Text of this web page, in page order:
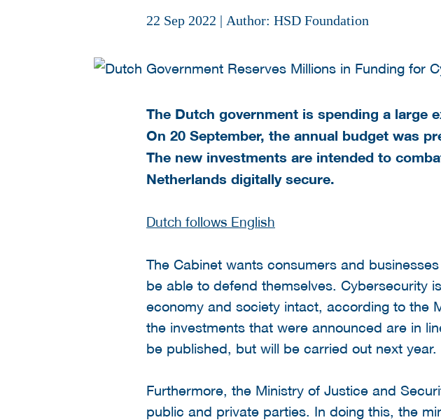
22 Sep 2022 | Author: HSD Foundation
The Dutch government is spending a large
On 20 September, the annual budget was
The new investments are intended to
Netherlands digitally secure.
Dutch follows English
The Cabinet wants consumers and
be able to defend themselves. Cybersecurity
economy and society intact, according to the
the investments that were announced are in
be published, but will be carried out next year.
Furthermore, the Ministry of Justice and
public and private parties. In doing this, the